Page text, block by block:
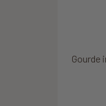
Gourde